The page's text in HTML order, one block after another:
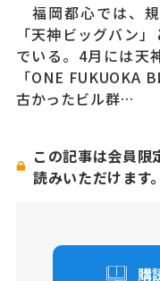
福岡都心では、
「天神ビッグバン
でいる。4月には天
「ONE FUKUOKA
古かったビル群…
この記事は会員限
読みいただけます。
購